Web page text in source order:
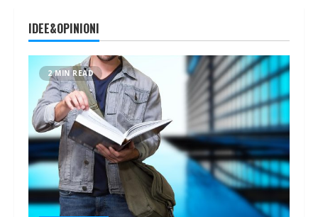
IDEE&OPINIONI
2 MIN READ